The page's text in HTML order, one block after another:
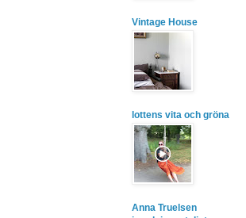
Vintage House
lottens vita och gröna
Anna Truelsen